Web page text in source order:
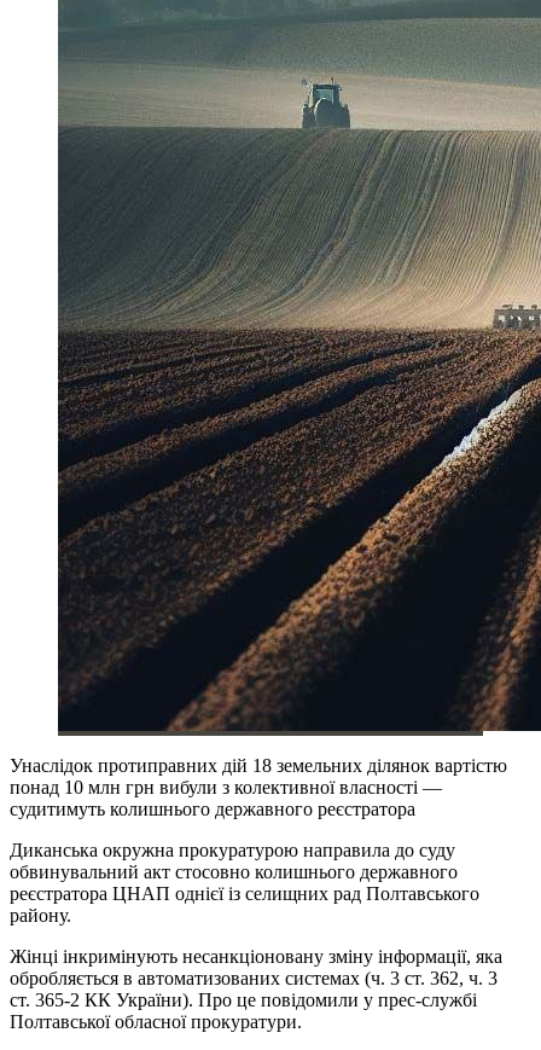
Унаслідок протиправних дій 18 земельних ділянок вартістю
понад 10 млн грн вибули з колективної власності —
судитимуть колишнього державного реєстратора
Диканська окружна прокуратурою направила до суду
обвинувальний акт стосовно колишнього державного
реєстратора ЦНАП однієї із селищних рад Полтавського
району.
Жінці інкримінують несанкціоновану зміну інформації, яка
обробляється в автоматизованих системах (ч. 3 ст. 362, ч. 3
ст. 365-2 КК України). Про це повідомили у прес-службі
Полтавської обласної прокуратури.